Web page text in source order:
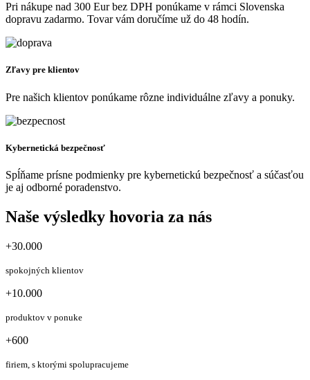
Pri nákupe nad 300 Eur bez DPH ponúkame v rámci Slovenska
dopravu zadarmo. Tovar vám doručíme už do 48 hodín.
Zľavy pre klientov
Pre našich klientov ponúkame rôzne individuálne zľavy a ponuky.
Kybernetická bezpečnosť
Spĺňame prísne podmienky pre kybernetickú bezpečnosť a súčasťou
je aj odborné poradenstvo.
Naše výsledky hovoria za nás
+30.000
spokojných klientov
+10.000
produktov v ponuke
+600
firiem, s ktorými spolupracujeme